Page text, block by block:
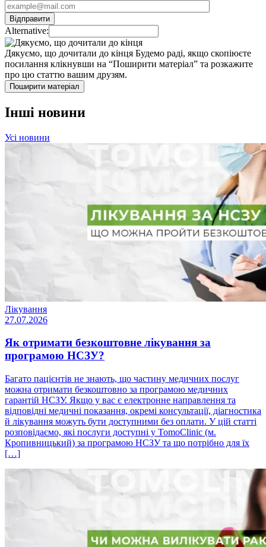
Alternative:
Дякуємо, що дочитали до кінця Будемо раді, якщо скопіюєте
посилання клікнувши на “Поширити матеріал” та розкажите
про цю статтю вашим друзям.
Поширити матеріал
Інші новини
Усі новини
Лікування
27.07.2026
Як отримати безкоштовне лікування за
програмою НСЗУ?
Багато пацієнтів не знають, що частину медичних послуг
можна отримати безкоштовно за програмою медичних
гарантій НСЗУ. Якщо у вас є електронне направлення та
відповідні медичні показання, окремі консультації, діагностика
й лікування можуть бути доступними без оплати. У цій статті
розповідаємо, які послуги доступні у TomoClinic (м.
Кропивницький) за програмою НСЗУ та що потрібно для їх
[…]